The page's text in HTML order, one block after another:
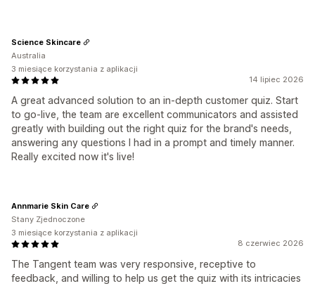
14 lipiec 2026
A great advanced solution to an in-depth customer quiz. Start
to go-live, the team are excellent communicators and assisted
greatly with building out the right quiz for the brand's needs,
answering any questions I had in a prompt and timely manner.
Really excited now it's live!
Science Skincare
Australia
3 miesiące korzystania z aplikacji
8 czerwiec 2026
The Tangent team was very responsive, receptive to
feedback, and willing to help us get the quiz with its intricacies
Annmarie Skin Care
Stany Zjednoczone
3 miesiące korzystania z aplikacji